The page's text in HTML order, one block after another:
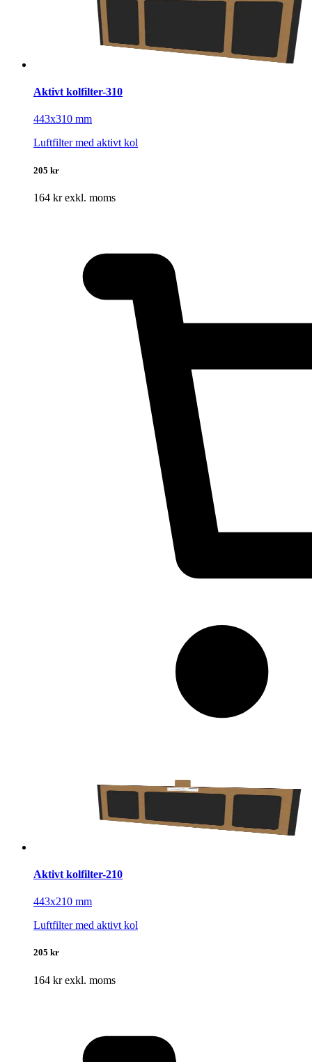
Aktivt kolfilter-310
443x310 mm
Luftfilter med aktivt kol
205 kr
164 kr exkl. moms
Aktivt kolfilter-210
443x210 mm
Luftfilter med aktivt kol
205 kr
164 kr exkl. moms